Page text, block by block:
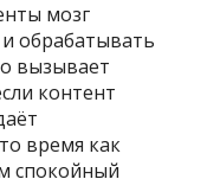
мозг
обрабатывать
вызывает
контент
время как
спокойный